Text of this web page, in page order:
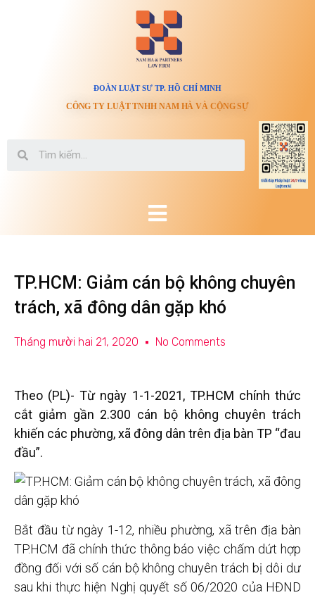
ĐOÀN LUẬT SƯ TP. HỒ CHÍ MINH
CÔNG TY LUẬT TNHH NAM HÀ VÀ CỘNG SỰ
TP.HCM: Giảm cán bộ không chuyên
trách, xã đông dân gặp khó
Tháng mười hai 21, 2020 No Comments
Theo (PL)- Từ ngày 1-1-2021, TP.HCM chính thức
cắt giảm gần 2.300 cán bộ không chuyên trách
khiến các phường, xã đông dân trên địa bàn TP “đau
đầu”.
Bắt đầu từ ngày 1-12, nhiều phường, xã trên địa bàn
TP.HCM đã chính thức thông báo việc chấm dứt hợp
đồng đối với số cán bộ không chuyên trách bị dôi dư
sau khi thực hiện Nghị quyết số 06/2020 của HĐND